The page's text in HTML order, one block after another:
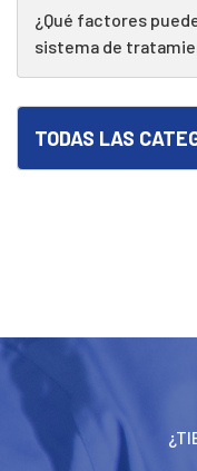
¿Qué factores
sistema de
TODAS LAS